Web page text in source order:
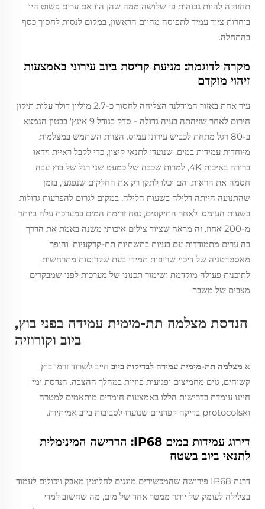
תחזוקה להיות גבוהות פי שלושה ממה שהן היו אם ערים פשוט היו
בוחרות ציוד עמיד לתפיסה מהיום הראשון, במקום לנסות לחסוך כסף
בהתחלה.
מקרה לדוגמה: מניעת קריסת ביוב עירוני באמצעות
זיהוי מוקדם
עיר אחת באזור המידלנד הצליחה לחסוך כ-2.7 מיליון דולר עלות תיקון
חירום לאחר שזיהתה בעיה גדולה - סדק בגודל 9 אינץ' בבטון הנמצא
ב-80 רגל מתחת לכביש עירוני עמוס. הצוות השתמש במצלמות
מיוחדות עמידות במים, שנועדו לתנאי קיצון, כדי לקבל ראיית וידאו
ברורה באיכות 4K, למרות שכבה של כמעט שני רגל של בוץ עבה
חסמה את הראות. הם יכלו לתקן רק את החלקים שנפגעו, בזמן
שהתנועה הייתה דלילה בשעות הלילה, במקום לגרום להפרעות גדולות
בשעות העומס. לאחר התיקונים, נפח זרימת המים במערכת עלה ביותר
מ-200 אחוז. זה מראה שציוד צילום איכותי משנה באמת את הדרך
בה ערים מתמודדות עם בעיות בתשתיות תת-קרקעיות, והופך
מאסטרטגיה של דיכוי שריפות תמידי בעת שקריסות מתרחשות,
לתוכנית פעולה מוקדמת ושימור תכנוני של מערכות לפני שמבקרים
מצבים של משבר.
הנדסת מצלמה תת-מימית עמידה בפני בוץ,
ביוב וקורוזיה
א מצלמה תת-מימית עמידה לבדיקות ביוב חייב לשרוד זרמי בוץ
קשוחים, גזים מחמיצים ופגיעות פיזיות במהלך ההצבה. הנדסת ימי
חיינו עומדת בדרישות הללו באמצעות חומרים מותאמים למטרה
ואprotocols בדיקה קפדניים שנועדו לסביבות ביוב אמיתיות.
דירוג עמידות במים IP68: הדרישה המינימלית
לתנאי ביוב בשטח
דרגת IP68 פירושה שהמכשירים מוגנים לחלוטין מאבק ויכולים לעמוד
בצלילה לעומק של יותר ממטר אחד של מים, מה שחשוב למדי